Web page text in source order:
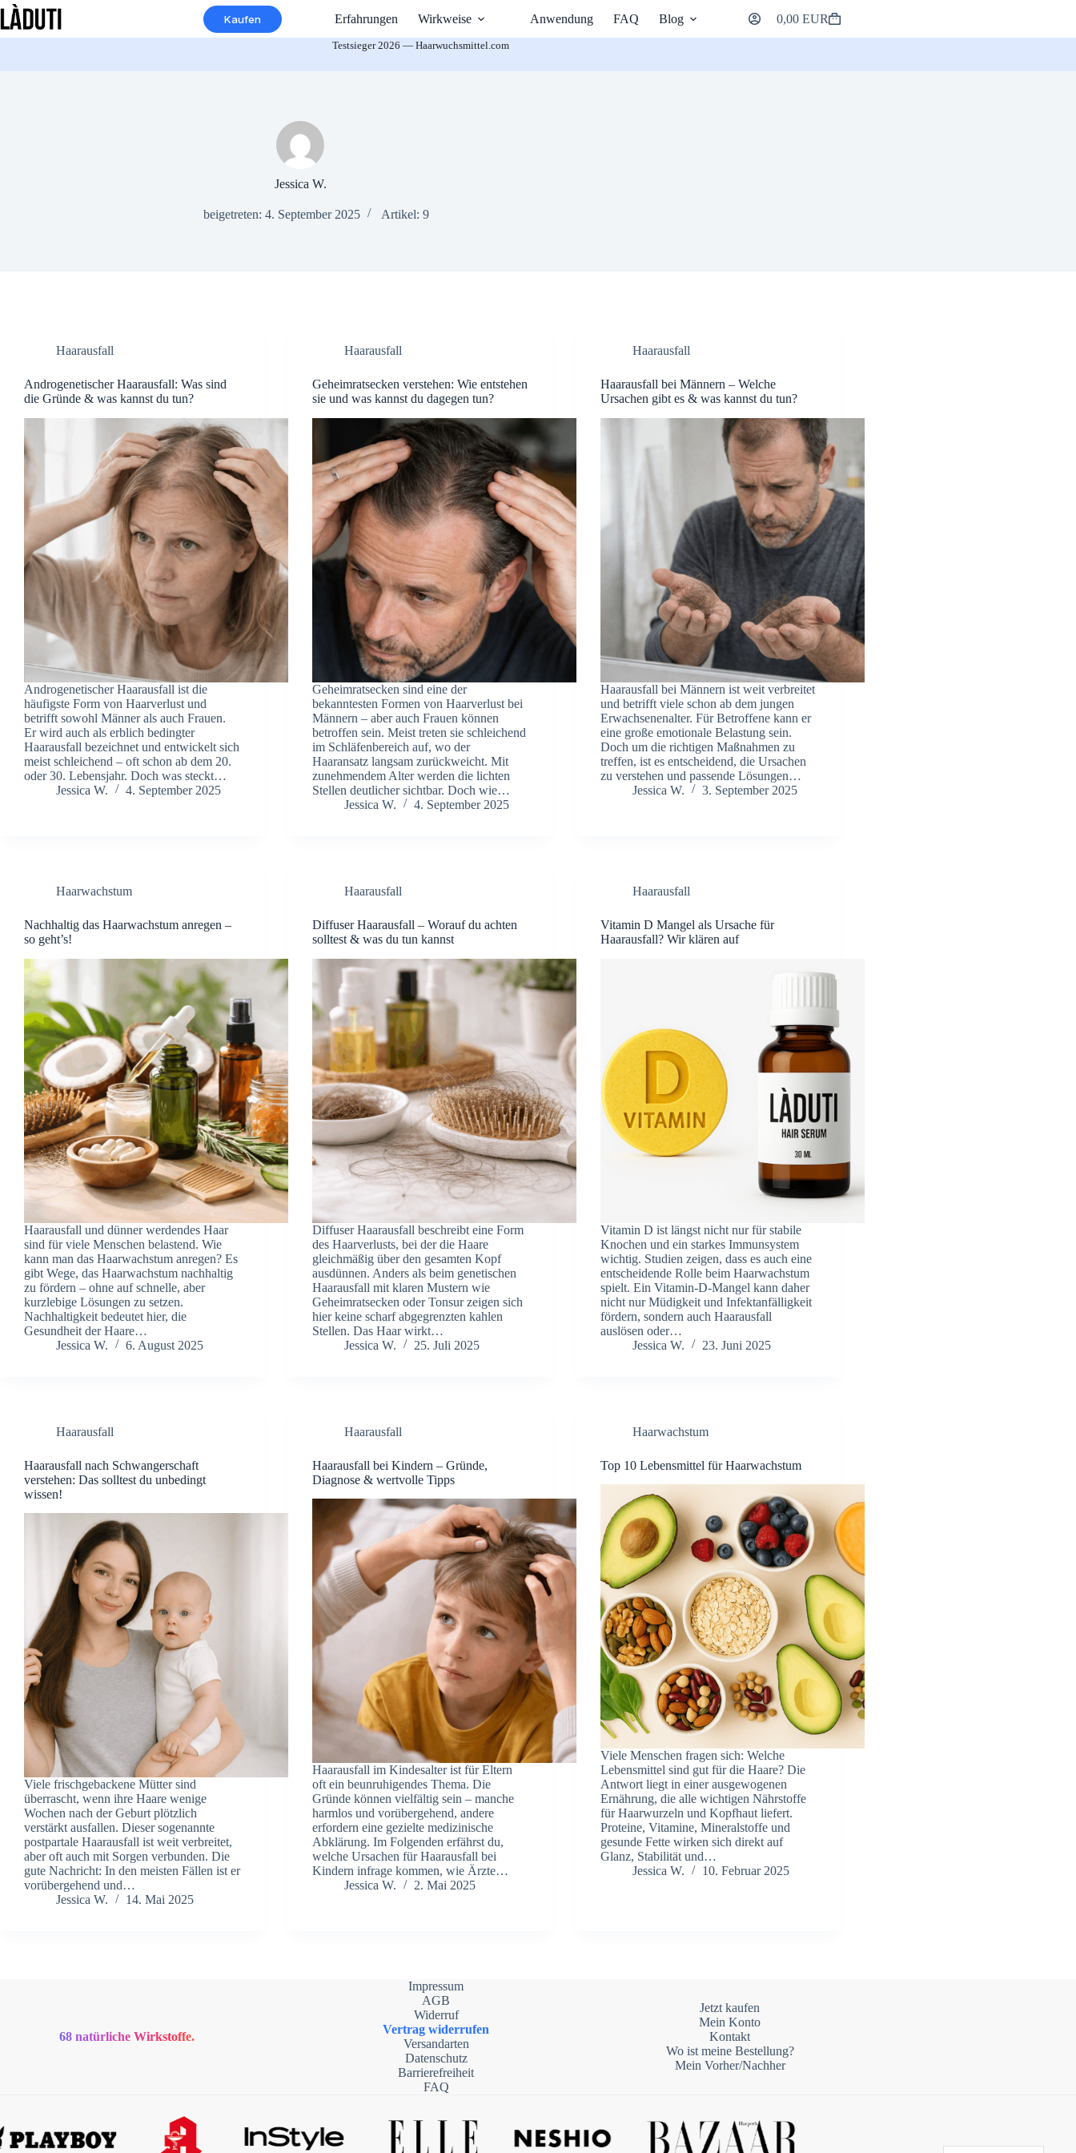
Zum
Inhalt
springen
Kaufen Erfahrungen Wirkweise Anwendung FAQ Blog Warenkorb
0,00 EUR
Testsieger 2026 — Haarwuchsmittel.com
Jessica W.
beigetreten: 4. September 2025 Artikel: 9
Haarausfall
Androgenetischer Haarausfall: Was sind
die Gründe & was kannst du tun?
Androgenetischer Haarausfall ist die
häufigste Form von Haarverlust und
betrifft sowohl Männer als auch Frauen.
Er wird auch als erblich bedingter
Haarausfall bezeichnet und entwickelt sich
meist schleichend – oft schon ab dem 20.
oder 30. Lebensjahr. Doch was steckt…
Jessica W.
4. September 2025
Haarausfall
Geheimratsecken verstehen: Wie entstehen
sie und was kannst du dagegen tun?
Geheimratsecken sind eine der
bekanntesten Formen von Haarverlust bei
Männern – aber auch Frauen können
betroffen sein. Meist treten sie schleichend
im Schläfenbereich auf, wo der
Haaransatz langsam zurückweicht. Mit
zunehmendem Alter werden die lichten
Stellen deutlicher sichtbar. Doch wie…
Jessica W.
4. September 2025
Haarausfall
Haarausfall bei Männern – Welche
Ursachen gibt es & was kannst du tun?
Haarausfall bei Männern ist weit verbreitet
und betrifft viele schon ab dem jungen
Erwachsenenalter. Für Betroffene kann er
eine große emotionale Belastung sein.
Doch um die richtigen Maßnahmen zu
treffen, ist es entscheidend, die Ursachen
zu verstehen und passende Lösungen…
Jessica W.
3. September 2025
Haarwachstum
Nachhaltig das Haarwachstum anregen –
so geht’s!
Haarausfall und dünner werdendes Haar
sind für viele Menschen belastend. Wie
kann man das Haarwachstum anregen? Es
gibt Wege, das Haarwachstum nachhaltig
zu fördern – ohne auf schnelle, aber
kurzlebige Lösungen zu setzen.
Nachhaltigkeit bedeutet hier, die
Gesundheit der Haare…
Jessica W.
6. August 2025
Haarausfall
Diffuser Haarausfall – Worauf du achten
solltest & was du tun kannst
Diffuser Haarausfall beschreibt eine Form
des Haarverlusts, bei der die Haare
gleichmäßig über den gesamten Kopf
ausdünnen. Anders als beim genetischen
Haarausfall mit klaren Mustern wie
Geheimratsecken oder Tonsur zeigen sich
hier keine scharf abgegrenzten kahlen
Stellen. Das Haar wirkt…
Jessica W.
25. Juli 2025
Haarausfall
Vitamin D Mangel als Ursache für
Haarausfall? Wir klären auf
Vitamin D ist längst nicht nur für stabile
Knochen und ein starkes Immunsystem
wichtig. Studien zeigen, dass es auch eine
entscheidende Rolle beim Haarwachstum
spielt. Ein Vitamin-D-Mangel kann daher
nicht nur Müdigkeit und Infektanfälligkeit
fördern, sondern auch Haarausfall
auslösen oder…
Jessica W.
23. Juni 2025
Haarausfall
Haarausfall nach Schwangerschaft
verstehen: Das solltest du unbedingt
wissen!
Viele frischgebackene Mütter sind
überrascht, wenn ihre Haare wenige
Wochen nach der Geburt plötzlich
verstärkt ausfallen. Dieser sogenannte
postpartale Haarausfall ist weit verbreitet,
aber oft auch mit Sorgen verbunden. Die
gute Nachricht: In den meisten Fällen ist er
vorübergehend und…
Jessica W.
14. Mai 2025
Haarausfall
Haarausfall bei Kindern – Gründe,
Diagnose & wertvolle Tipps
Haarausfall im Kindesalter ist für Eltern
oft ein beunruhigendes Thema. Die
Gründe können vielfältig sein – manche
harmlos und vorübergehend, andere
erfordern eine gezielte medizinische
Abklärung. Im Folgenden erfährst du,
welche Ursachen für Haarausfall bei
Kindern infrage kommen, wie Ärzte…
Jessica W.
2. Mai 2025
Haarwachstum
Top 10 Lebensmittel für Haarwachstum
Viele Menschen fragen sich: Welche
Lebensmittel sind gut für die Haare? Die
Antwort liegt in einer ausgewogenen
Ernährung, die alle wichtigen Nährstoffe
für Haarwurzeln und Kopfhaut liefert.
Proteine, Vitamine, Mineralstoffe und
gesunde Fette wirken sich direkt auf
Glanz, Stabilität und…
Jessica W.
10. Februar 2025
68 natürliche Wirkstoffe.
Impressum
AGB
Widerruf
Vertrag widerrufen
Versandarten
Datenschutz
Barrierefreiheit
FAQ
Jetzt kaufen
Mein Konto
Kontakt
Wo ist meine Bestellung?
Mein Vorher/Nachher